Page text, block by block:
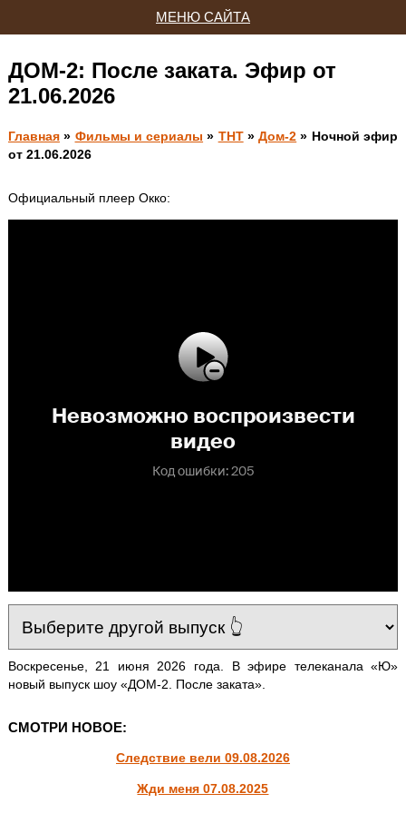
ДОМ-2: После заката. Эфир от
21.06.2026
Главная» Фильмы и сериалы » ТНТ»Дом-2 » Ночной эфир
от 21.06.2026
Официальный плеер Окко:
Воскресенье, 21 июня 2026 года. В эфире телеканала «Ю»
новый выпуск шоу «ДОМ-2. После заката».
СМОТРИ НОВОЕ:
Следствие вели 09.08.2026
Жди меня 07.08.2025
МЕНЮ САЙТА